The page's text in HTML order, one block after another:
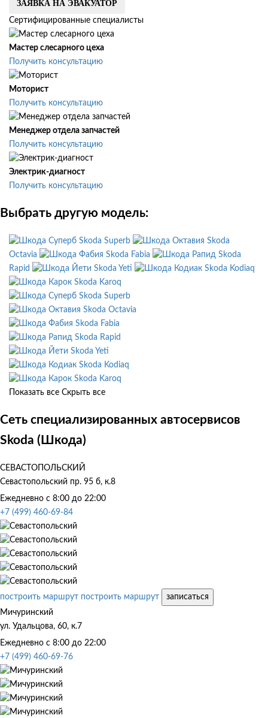
ЗАЯВКА НА ЭВАКУАТОР
Сертифицированные специалисты
Мастер слесарного цеха
Получить консультацию
Моторист
Получить консультацию
Менеджер отдела запчастей
Получить консультацию
Электрик-диагност
Получить консультацию
Выбрать другую модель:
Skoda Superb
Skoda
Octavia
Skoda Fabia
Skoda
Rapid
Skoda Yeti
Skoda Kodiaq
Skoda Karoq
Skoda Superb
Skoda Octavia
Skoda Fabia
Skoda Rapid
Skoda Yeti
Skoda Kodiaq
Skoda Karoq
Показать все Скрыть все
Сеть специализированных автосервисов
Skoda (Шкода)
СЕВАСТОПОЛЬСКИЙ
Севастопольский пр. 95 б, к.8
Ежедневно с 8:00 до 22:00
+7 (499) 460-69-84
построить маршрут построить маршрут
записаться
Мичуринский
ул. Удальцова, 60, к.7
Ежедневно с 8:00 до 22:00
+7 (499) 460-69-76